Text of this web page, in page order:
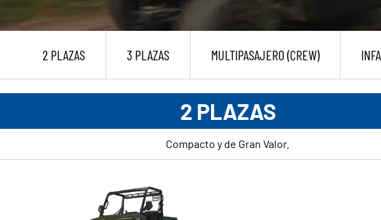
2 PLAZAS 3 PLAZAS MULTIPASAJERO (CREW)
2 PLAZAS
Compacto y de Gran Valor.